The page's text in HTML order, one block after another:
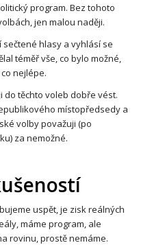
program. Bez tohoto
jen malou naději.
sečtené hlasy a vyhlásí se
téměř vše, co bylo možné,
nejlépe.
do těchto voleb dobře vést.
místopředsedy a
volby považuji (po
za nemožné.
uspět, je zisk reálných
máme program, ale
rovinu, prostě nemáme.